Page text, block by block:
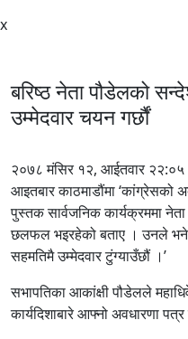
x
बरिष्ठ नेता पौडेलको
उम्मेदवार चयन गर्छौं
२०७८ मंसिर १२, आईतवार २२:०५
आइतबार काठमाडौंमा ‘कांग्रेसको
पुस्तक सार्वजनिक कार्यक्रममा
छलफल भइरहेको बताए । उनले
सहमतिमै उम्मेदवार टुंग्याउँछौं ।’
सभापतिका आकांक्षी पौडेलले
कार्यदिशाबारे आफ्नो अवधारणा